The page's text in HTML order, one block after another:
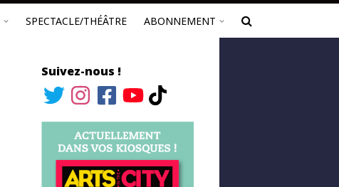
SPECTACLE/THÉÂTRE ABONNEMENT
Suivez-nous !